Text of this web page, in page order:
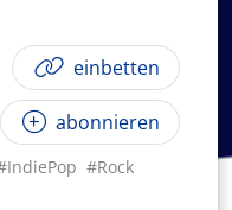
einbetten
abonnieren
#Rock